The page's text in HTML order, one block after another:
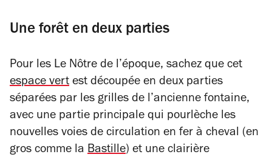
Une forêt en deux parties
Pour les Le Nôtre de l’époque, sachez que cet
espace vert est découpée en deux parties
séparées par les grilles de l’ancienne fontaine,
avec une partie principale qui pourlèche les
nouvelles voies de circulation en fer à cheval (en
gros comme la Bastille) et une clairière